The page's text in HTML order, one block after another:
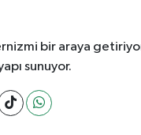
bir araya
sunuyor.